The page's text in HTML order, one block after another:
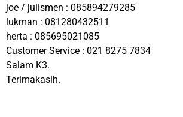
joe / julismen : 085894279285
lukman : 081280432511
herta : 085695021085
Customer Service : 021 8275 7834
Salam K3.
Terimakasih.